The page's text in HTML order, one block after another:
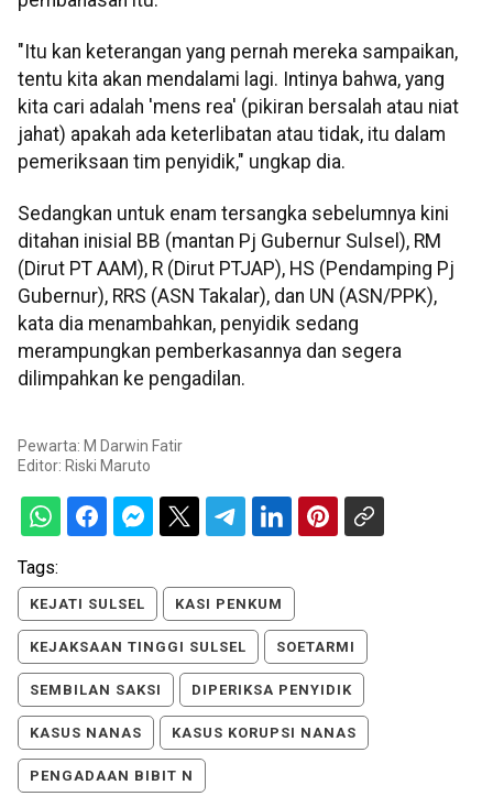
"Itu kan keterangan yang pernah mereka sampaikan,
tentu kita akan mendalami lagi. Intinya bahwa, yang
kita cari adalah 'mens rea' (pikiran bersalah atau niat
jahat) apakah ada keterlibatan atau tidak, itu dalam
pemeriksaan tim penyidik," ungkap dia.
Sedangkan untuk enam tersangka sebelumnya kini
ditahan inisial BB (mantan Pj Gubernur Sulsel), RM
(Dirut PT AAM), R (Dirut PTJAP), HS (Pendamping Pj
Gubernur), RRS (ASN Takalar), dan UN (ASN/PPK),
kata dia menambahkan, penyidik sedang
merampungkan pemberkasannya dan segera
dilimpahkan ke pengadilan.
Pewarta: M Darwin Fatir
Editor: Riski Maruto
Tags:
KEJATI SULSEL KASI PENKUM
KEJAKSAAN TINGGI SULSEL SOETARMI
SEMBILAN SAKSI DIPERIKSA PENYIDIK
KASUS NANAS KASUS KORUPSI NANAS
PENGADAAN BIBIT N